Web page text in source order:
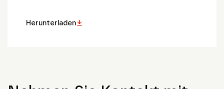
Herunterladen